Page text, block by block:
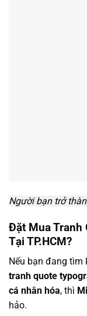
Người bạn trở
Đặt Mua Tranh
Tại TP.HCM?
Nếu bạn đang
tranh quote
cá nhân hóa, thì
hảo.